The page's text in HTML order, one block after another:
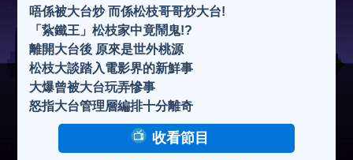
唔係被大台炒 而係松枝哥哥炒大台!
「紥鐵王」松枝家中竟鬧鬼!?
離開大台後 原來是世外桃源
松枝大談踏入電影界的新鮮事
大爆曾被大台玩弄慘事
怒指大台管理層編排十分離奇
收看節目